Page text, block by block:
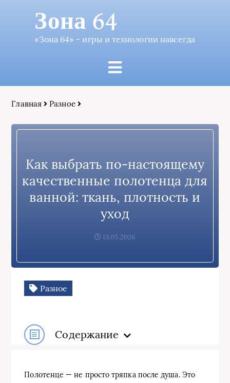
Зона 64
«Зона 64» – игры и технологии навсегда
Главная Разное
Как выбрать по‑настоящему
качественные полотенца для
ванной: ткань, плотность и
уход
13.05.2026
Разное
Содержание
Полотенце — не просто тряпка после душа. Это